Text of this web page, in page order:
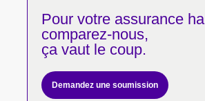
Pour votreassurance
comparez-nous,
ça vaut le coup.
Demandez une soumission